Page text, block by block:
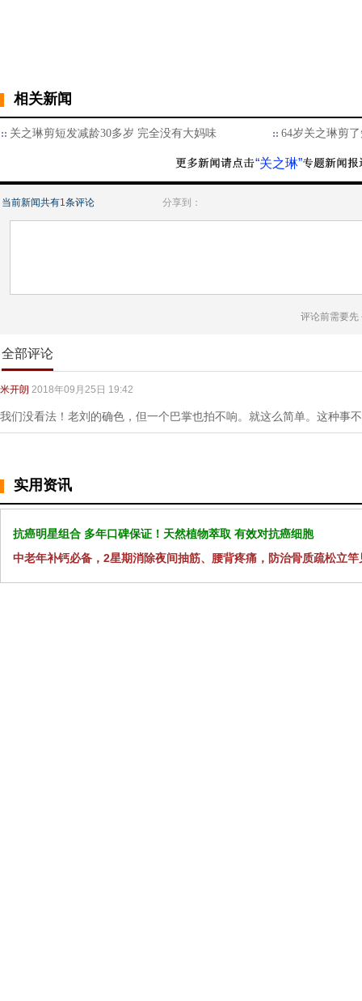
相关新闻
关之琳剪短发减龄30多岁 完全没有大妈味 64岁关之琳剪
“关之琳”
当前新闻共有1条评论 分享到：
评论前需要先
全部评论
米开朗 2018年09月25日 19:42
我们没看法！老刘的确色，但一个巴掌也拍不响。就这么简单。这种事
实用资讯
抗癌明星组合 多年口碑保证！天然植物萃取 有效对抗癌细胞
中老年补钙必备，2星期消除夜间抽筋、腰背疼痛，防治骨质疏松立竿